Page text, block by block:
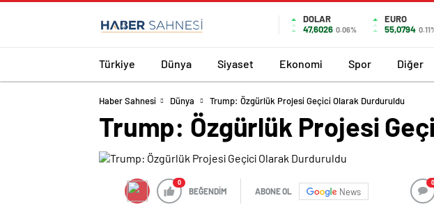
DOLAR
47,6026 0.06%
EURO
55,0794
Türkiye Dünya Siyaset Ekonomi Spor Diğer
Haber Sahnesi Dünya Trump: Özgürlük Projesi Geçici Olarak Durduruldu
Trump: Özgürlük Projesi
0
BEĞENDİM ABONE OL News
0